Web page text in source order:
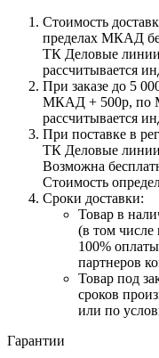
Стоимость
пределах МКАД
ТК Деловые
рассчитывается
При заказе до 5
МКАД + 500р, по
рассчитывается
При поставке в
ТК Деловые линии
Возможна
Стоимость
Сроки доставки:
Товар в
(в том числе
100%
партнеров
Товар под
сроков
или по
Гарантии